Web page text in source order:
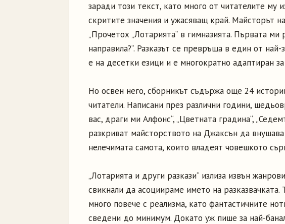
заради този текст, като много от читателите му
скритите значения и ужасяващ край. Майсторът
„Прочетох „Лотарията“ в гимназията. Първата
направила?“. Разказът се превръща в един от
е на десетки езици и е многократно адаптиран
Но освен него, сборникът съдържа още 24
читатели. Написани през различни години,
вас, драги ми Алфонс“, „Цветната градина“,
разкриват майсторството на Джаксън да
нелечимата самота, които владеят човешкото
„Лотарията и други разкази“ излиза извън
свикнали да асоциираме името на разказвачката.
много повече с реализма, като фантастичните
сведени до минимум. Докато уж пише за най-